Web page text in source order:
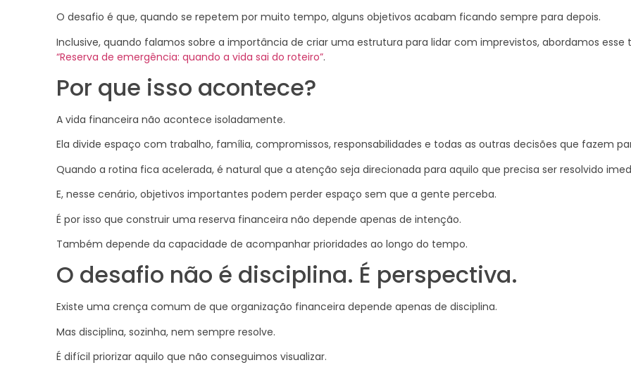
O desafio é que, quando se repetem por muito tempo, alguns objetivos acabam ficando sempre para depois.
Inclusive, quando falamos sobre a importância de criar uma estrutura para lidar com imprevistos, abordamos esse
“Reserva de emergência: quando a vida sai do roteiro”.
Por que isso acontece?
A vida financeira não acontece isoladamente.
Ela divide espaço com trabalho, família, compromissos, responsabilidades e todas as outras decisões que fazem
Quando a rotina fica acelerada, é natural que a atenção seja direcionada para aquilo que precisa ser resolvido
E, nesse cenário, objetivos importantes podem perder espaço sem que a gente perceba.
É por isso que construir uma reserva financeira não depende apenas de intenção.
Também depende da capacidade de acompanhar prioridades ao longo do tempo.
O desafio não é disciplina. É perspectiva.
Existe uma crença comum de que organização financeira depende apenas de disciplina.
Mas disciplina, sozinha, nem sempre resolve.
É difícil priorizar aquilo que não conseguimos visualizar.